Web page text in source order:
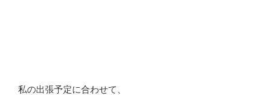
私の出張予定に合わせて、